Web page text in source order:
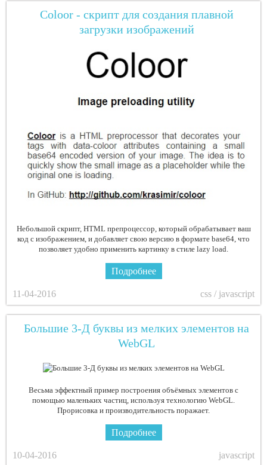
Coloor - скрипт для создания плавной
загрузки изображений
Небольшой скрипт, HTML препроцессор, который обрабатывает ваш
код с изображением, и добавляет свою версию в формате base64, что
позволяет удобно применить картинку в стиле lazy load.
Подробнее
11-04-2016 css / javascript
Большие 3-Д буквы из мелких элементов на
WebGL
Весьма эффектный пример построения объёмных элементов с
помощью маленьких частиц, используя технологию WebGL.
Прорисовка и производительность поражает.
Подробнее
10-04-2016 javascript